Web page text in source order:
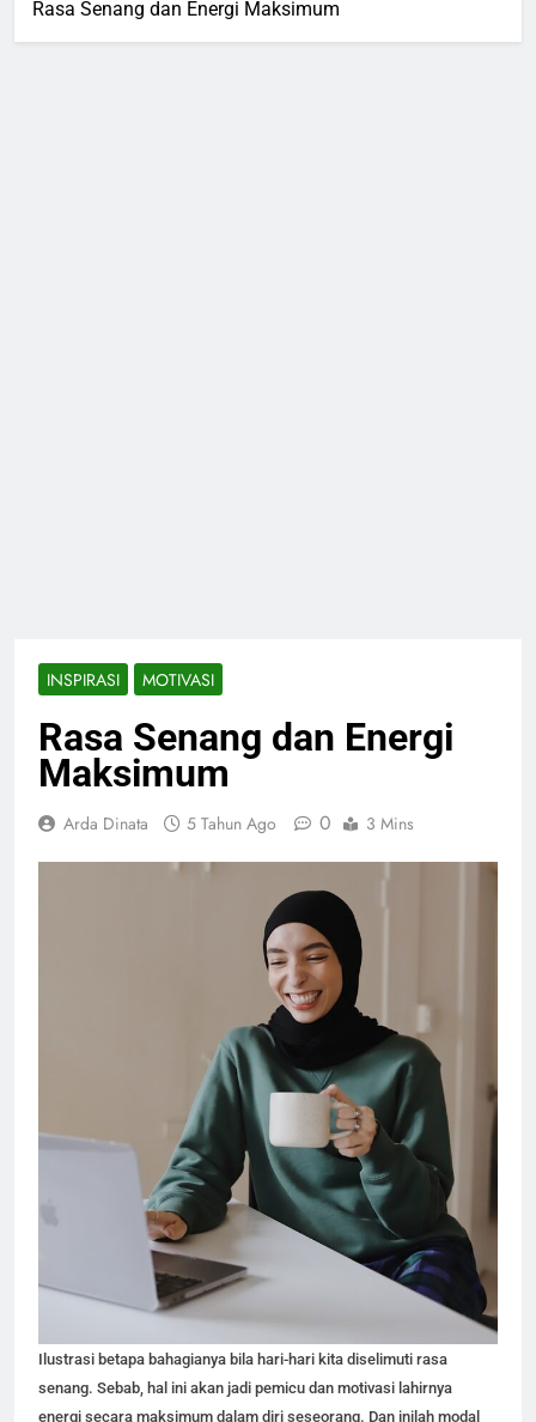
Rasa Senang dan Energi Maksimum
INSPIRASI MOTIVASI
Rasa Senang dan Energi
Maksimum
Arda Dinata 5 Tahun Ago 0 3 Mins
Ilustrasi betapa bahagianya bila hari-hari kita diselimuti rasa
senang. Sebab, hal ini akan jadi pemicu dan motivasi lahirnya
energi secara maksimum dalam diri seseorang. Dan inilah modal